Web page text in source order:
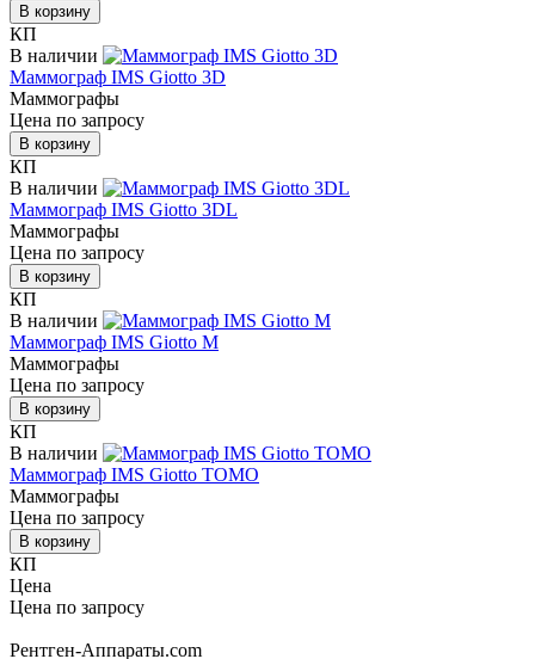
В корзину
КП
В наличии
Маммограф IMS Giotto 3D
Маммографы
Цена по запросу
В корзину
КП
В наличии
Маммограф IMS Giotto 3DL
Маммографы
Цена по запросу
В корзину
КП
В наличии
Маммограф IMS Giotto M
Маммографы
Цена по запросу
В корзину
КП
В наличии
Маммограф IMS Giotto TOMO
Маммографы
Цена по запросу
В корзину
КП
Цена
Цена по запросу
Рентген-Аппараты.com